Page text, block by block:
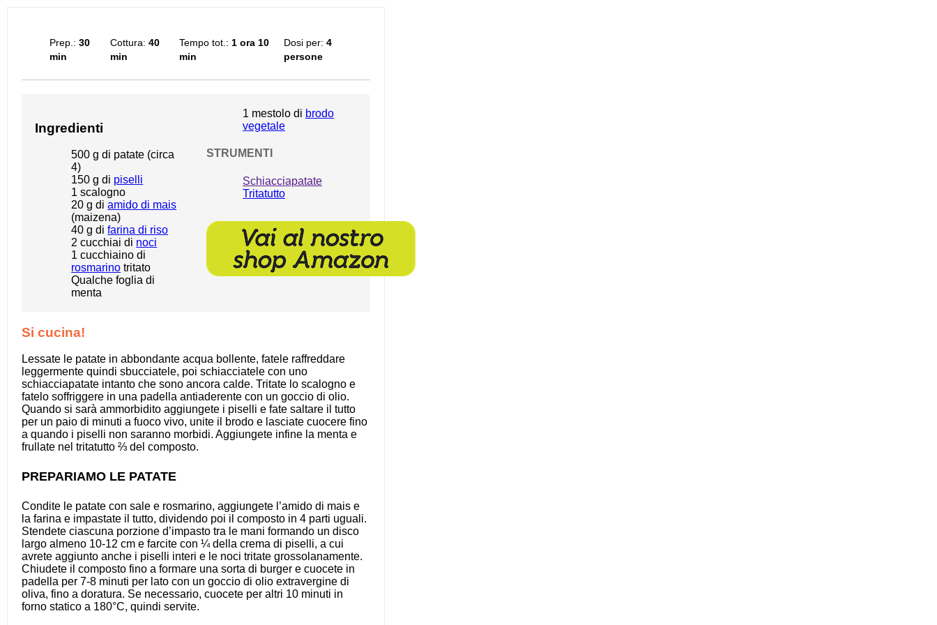
Prep.: 30
min
Cottura: 40
min
Tempo tot.: 1 ora 10
min
Dosi per: 4
persone
Ingredienti
500 g di patate (circa
4)
150 g di piselli
1 scalogno
20 g diamido di mais
(maizena)
40 g difarina di riso
2 cucchiai di noci
1 cucchiaino di
rosmarino tritato
Qualche foglia di
menta
1 mestolo di brodo
vegetale
STRUMENTI
Schiacciapatate
Tritatutto
Si cucina!
Lessate le patate in abbondante acqua bollente, fatele raffreddare
leggermente quindi sbucciatele, poi schiacciatele con uno
schiacciapatate intanto che sono ancora calde. Tritate lo scalogno e
fatelo soffriggere in una padella antiaderente con un goccio di olio.
Quando si sarà ammorbidito aggiungete i piselli e fate saltare il tutto
per un paio di minuti a fuoco vivo, unite il brodo e lasciate cuocere fino
a quando i piselli non saranno morbidi. Aggiungete infine la menta e
frullate nel tritatutto ⅔ del composto.
PREPARIAMO LE PATATE
Condite le patate con sale e rosmarino, aggiungete l’amido di mais e
la farina e impastate il tutto, dividendo poi il composto in 4 parti uguali.
Stendete ciascuna porzione d’impasto tra le mani formando un disco
largo almeno 10-12 cm e farcite con ¼ della crema di piselli, a cui
avrete aggiunto anche i piselli interi e le noci tritate grossolanamente.
Chiudete il composto fino a formare una sorta di burger e cuocete in
padella per 7-8 minuti per lato con un goccio di olio extravergine di
oliva, fino a doratura. Se necessario, cuocete per altri 10 minuti in
forno statico a 180°C, quindi servite.